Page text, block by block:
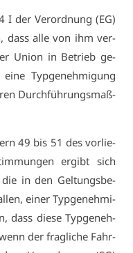
der Ver­ord­nung (EG)
dass al­le von ihm ver­
Uni­on in Be­trieb ge­
Typ­ge­neh­mi­gung
Durch­füh­rungs­maß­
49 bis 51 des vor­lie­
er­gibt sich
die in den Gel­tungs­be­
ei­ner Typ­ge­neh­mi­
dass die­se Typ­ge­neh­
der frag­li­che Fahr­